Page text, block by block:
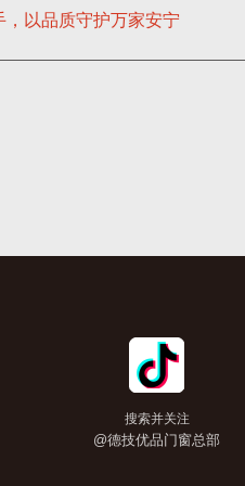
以品质守护万家安宁
搜索并关注
@德技优品门窗总部